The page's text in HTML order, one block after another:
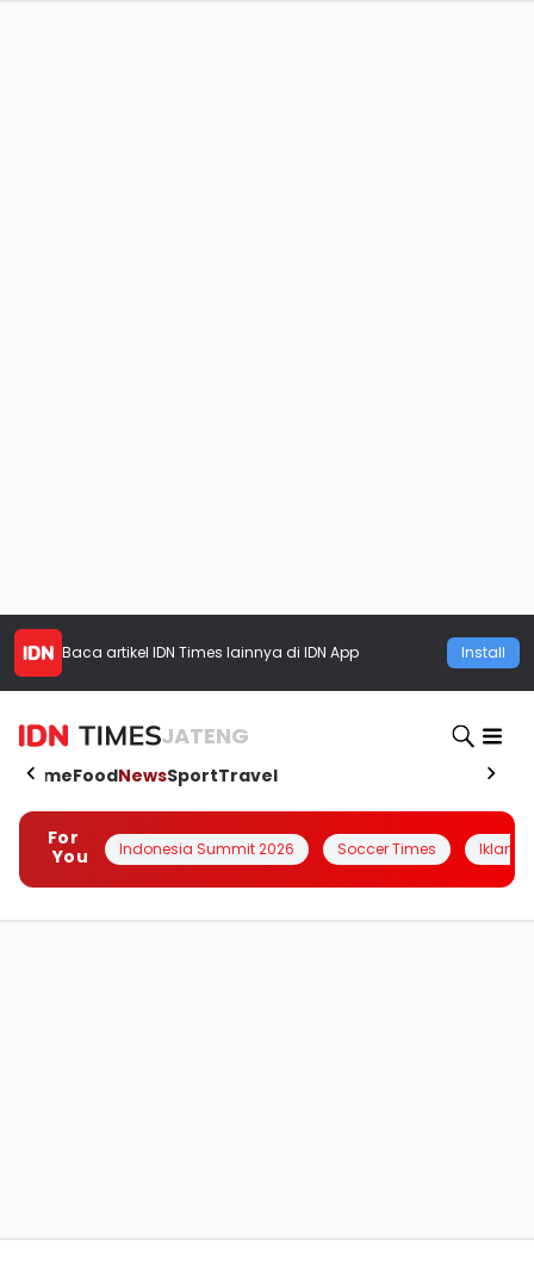
Baca artikel IDN Times lainnya di IDN App Install
JATENG
HomeFoodNewsSportTravel
For
You
Indonesia Summit 2026 Soccer Times Iklanin